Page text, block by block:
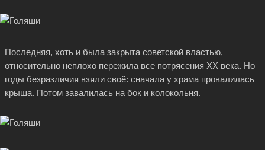
Последняя, хоть и была закрыта советской властью,
относительно неплохо пережила все потрясения XX века. Но
годы безразличия взяли своё: сначала у храма провалилась
крыша. Потом завалилась на бок и колокольня.